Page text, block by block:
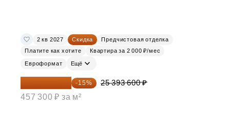
2 кв 2027 Скидка
Предчистовая отделка
Платите как хотите
Квартира за 2 000 ₽/мес
Евроформат Ещё
21 584 560 ₽ -15%
25 393 600 ₽
457 300 ₽ за м²